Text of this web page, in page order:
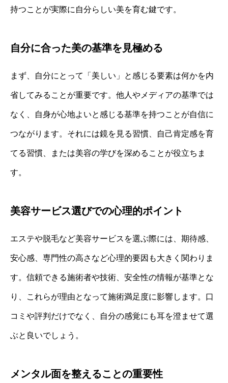
持つことが実際に自分らしい美を育む鍵です。
自分に合った美の基準を見極める
まず、自分にとって「美しい」と感じる要素は何かを内
省してみることが重要です。他人やメディアの基準では
なく、自身が心地よいと感じる基準を持つことが自信に
つながります。それには鏡を見る習慣、自己肯定感を育
てる習慣、または美容の学びを深めることが役立ちま
す。
美容サービス選びでの心理的ポイント
エステや脱毛など美容サービスを選ぶ際には、期待感、
安心感、専門性の高さなど心理的要因も大きく関わりま
す。信頼できる施術者や技術、安全性の情報が基準とな
り、これらが理由となって施術満足度に影響します。口
コミや評判だけでなく、自分の感覚にも耳を澄ませて選
ぶと良いでしょう。
メンタル面を整えることの重要性